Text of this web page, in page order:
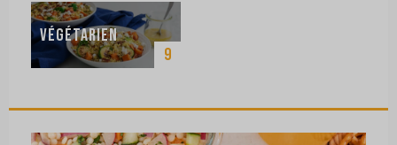
Végétarien
9